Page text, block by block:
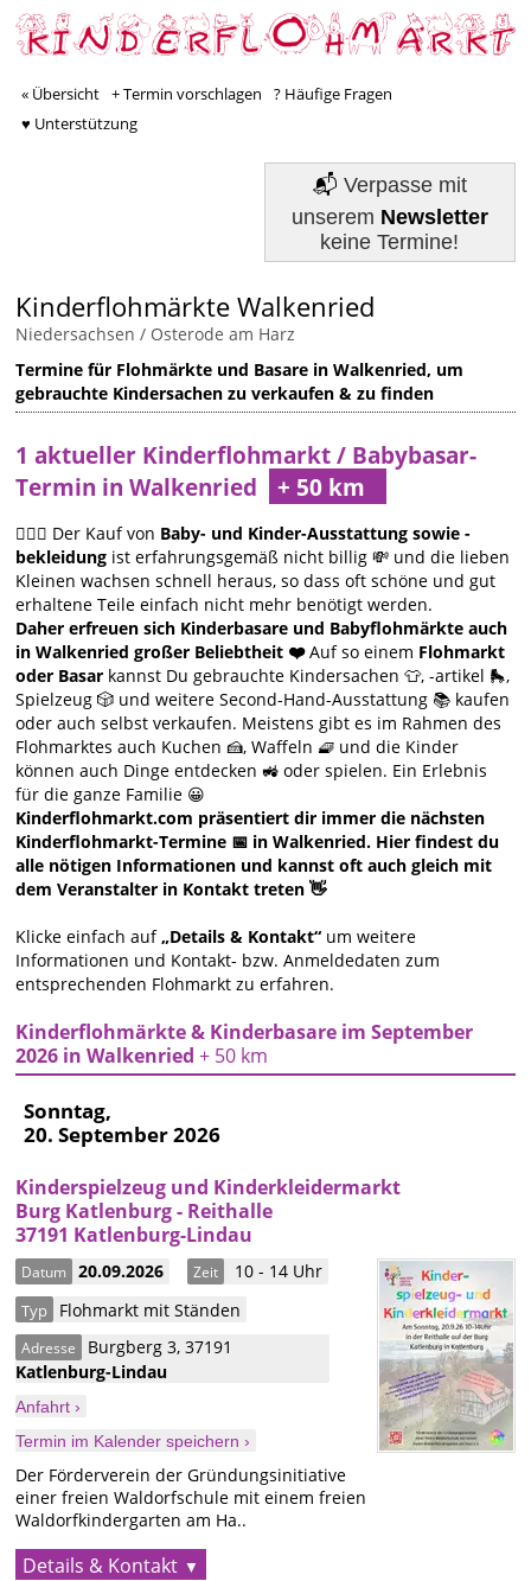
« Übersicht + Termin vorschlagen
? Häufige Fragen
♥ Unterstützung
📬 Verpasse mit
unserem Newsletter
keine Termine!
Kinderflohmärkte Walkenried
Niedersachsen / Osterode am Harz
Termine für Flohmärkte und Basare in Walkenried, um
gebrauchte Kindersachen zu verkaufen & zu finden
1 aktueller Kinderflohmarkt / Babybasar-
Termin in Walkenried
🙋🏻‍♀️ Der Kauf von Baby- und Kinder-Ausstattung sowie -
bekleidung ist erfahrungsgemäß nicht billig 💸 und die lieben
Kleinen wachsen schnell heraus, so dass oft schöne und gut
erhaltene Teile einfach nicht mehr benötigt werden.
Daher erfreuen sich Kinderbasare und Babyflohmärkte auch
in Walkenried großer Beliebtheit ❤️Auf so einem Flohmarkt
oder Basar kannst Du gebrauchte Kindersachen 👕, -artikel 🛼,
Spielzeug 🎲 und weitere Second-Hand-Ausstattung 📚 kaufen
oder auch selbst verkaufen. Meistens gibt es im Rahmen des
Flohmarktes auch Kuchen 🍰, Waffeln 🧇 und die Kinder
können auch Dinge entdecken 🚜 oder spielen. Ein Erlebnis
für die ganze Familie 😀
Kinderflohmarkt.com präsentiert dir immer die nächsten
Kinderflohmarkt-Termine 📅 in Walkenried. Hier findest du
alle nötigen Informationen und kannst oft auch gleich mit
dem Veranstalter in Kontakt treten 👋
Klicke einfach auf„Details & Kontakt“ um weitere
Informationen und Kontakt- bzw. Anmeldedaten zum
entsprechenden Flohmarkt zu erfahren.
Kinderflohmärkte & Kinderbasare im September
2026 in Walkenried+ 50 km
Sonntag,
20. September 2026
Kinderspielzeug und Kinderkleidermarkt
Burg Katlenburg - Reithalle
37191 Katlenburg-Lindau
Datum 20.09.2026 Zeit 10 - 14 Uhr
Typ Flohmarkt mit Ständen
Adresse Burgberg 3,37191
Katlenburg-Lindau
Anfahrt ›
Termin im Kalender speichern ›
Der Förderverein der Gründungsinitiative
einer freien Waldorfschule mit einem freien
Waldorfkindergarten am Ha..
Details & Kontakt